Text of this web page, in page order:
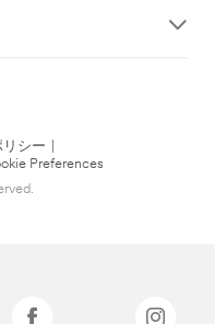
リシー
Preferences